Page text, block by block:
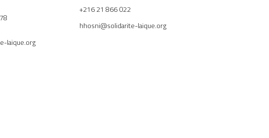
laique.org
+216 21 866 022
hhosni@solidarite-laique.org